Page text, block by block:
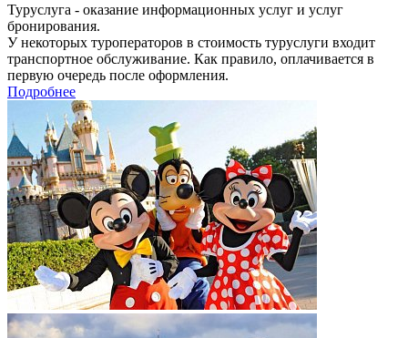
Туруслуга - оказание информационных услуг и услуг
бронирования.
У некоторых туроператоров в стоимость туруслуги входит
транспортное обслуживание. Как правило, оплачивается в
первую очередь после оформления.
Подробнее